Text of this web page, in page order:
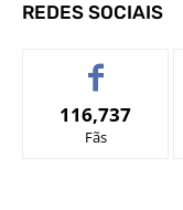
REDES SOCIAIS
116,737
Fãs